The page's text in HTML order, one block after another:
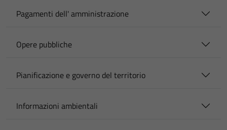
Pagamenti dell' amministrazione
Opere pubbliche
Pianificazione e governo del territorio
Informazioni ambientali